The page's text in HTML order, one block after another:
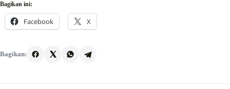
Bagikan ini:
Facebook X
Bagikan: